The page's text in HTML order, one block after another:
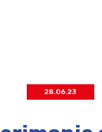
28.06.23